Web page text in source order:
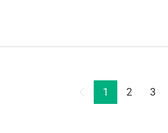
1 2 3